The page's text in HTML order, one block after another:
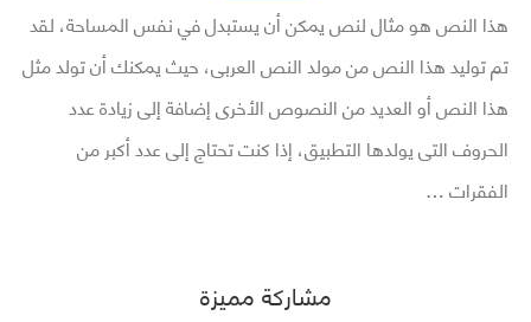
هذا النص هو مثال لنص يمكن أن يستبدل في نفس المساحة، لقد
تم توليد هذا النص من مولد النص العربى، حيث يمكنك أن تولد مثل
هذا النص أو العديد من النصوص الأخرى إضافة إلى زيادة عدد
الحروف التى يولدها التطبيق، إذا كنت تحتاج إلى عدد أكبر من
الفقرات …
مشاركة مميزة